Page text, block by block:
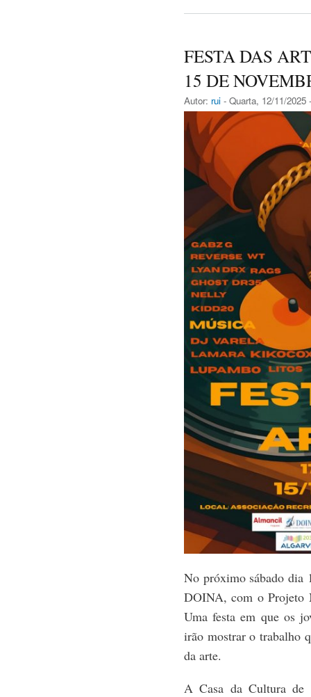
FESTA DAS
15 DE
Autor: rui - Quarta, 12/11/2025
No próximo sábado dia
DOINA, com o Projeto
Uma festa em que os
irão mostrar o trabalho
da arte.
A Casa da Cultura de